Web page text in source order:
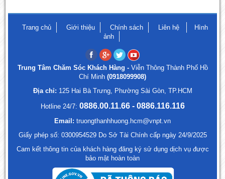
Trang chủ Giới thiệu Chính sách Liên hệ
Hình
ảnh
Trung Tâm Chăm Sóc Khách Hàng - Viễn Thông Thành Phố Hồ
Chí Minh (0918099908)
Địa chỉ: 125 Hai Bà Trưng, Phường Sài Gòn, TP.HCM
Hotline 24/7: 0886.00.11.66 - 0886.116.116
Email: truongthanhhuong.hcm@vnpt.vn
Giấy phép số: 0300954529 Do Sở Tài Chính cấp ngày 24/9/2025
Cam kết thông tin của khách hàng đăng ký sử dụng dịch vụ được
bảo mật hoàn toàn